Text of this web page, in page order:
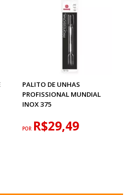
PALITO DE UNHAS
PROFISSIONAL MUNDIAL
INOX 375
POR R$29,49